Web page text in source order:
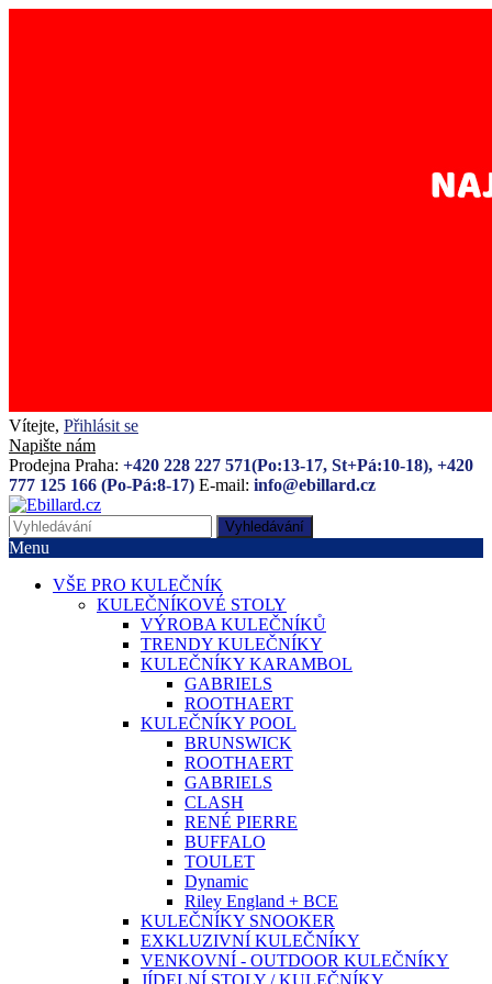
Vítejte, Přihlásit se
Napište nám
Prodejna Praha: +420 228 227 571(Po:13-17, St+Pá:10-18), +420
777 125 166 (Po-Pá:8-17) E-mail: info@ebillard.cz
Vyhledávání
Menu
VŠE PRO KULEČNÍK
KULEČNÍKOVÉ STOLY
VÝROBA KULEČNÍKŮ
TRENDY KULEČNÍKY
KULEČNÍKY KARAMBOL
GABRIELS
ROOTHAERT
KULEČNÍKY POOL
BRUNSWICK
ROOTHAERT
GABRIELS
CLASH
RENÉ PIERRE
BUFFALO
TOULET
Dynamic
Riley England + BCE
KULEČNÍKY SNOOKER
EXKLUZIVNÍ KULEČNÍKY
VENKOVNÍ - OUTDOOR KULEČNÍKY
JÍDELNÍ STOLY / KULEČNÍKY